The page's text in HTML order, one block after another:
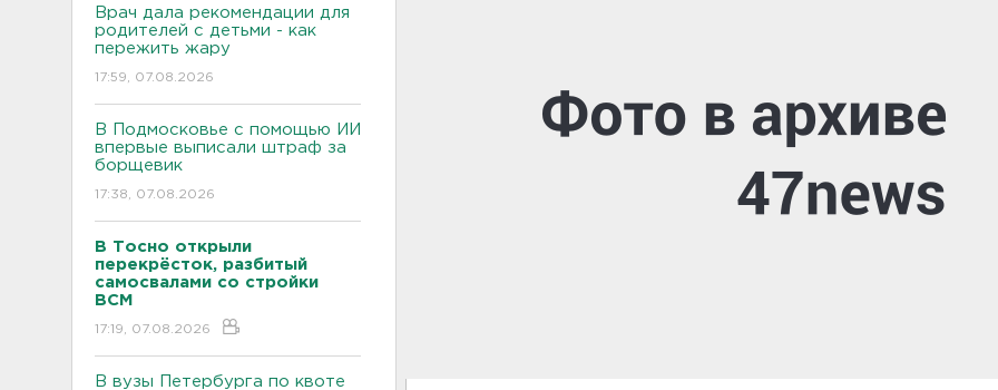
Врач дала рекомендации для
родителей с детьми - как
пережить жару
17:59, 07.08.2026
В Подмосковье с помощью ИИ
впервые выписали штраф за
борщевик
17:38, 07.08.2026
В Тосно открыли
перекрёсток, разбитый
самосвалами со стройки
ВСМ
17:19, 07.08.2026
В вузы Петербурга по квоте